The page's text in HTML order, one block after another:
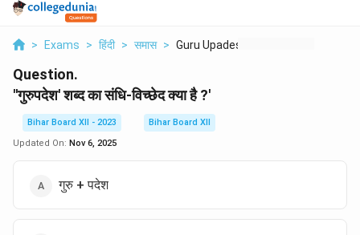
> Exams > हिंदी > समास > Guru Upadesh Shabd K...
Question.
''गुरुपदेश' शब्द का संधि-विच्छेद क्या है ?'
Bihar Board XII - 2023
Bihar Board XII
Updated On: Nov 6, 2025
गुरु + पदेश